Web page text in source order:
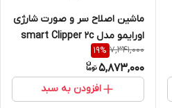
ماشین اصلاح سر و صورت شارژی
اورایمو مدل smart Clipper 2c
7,341,000
19%
5,873,000
افزودن به سبد